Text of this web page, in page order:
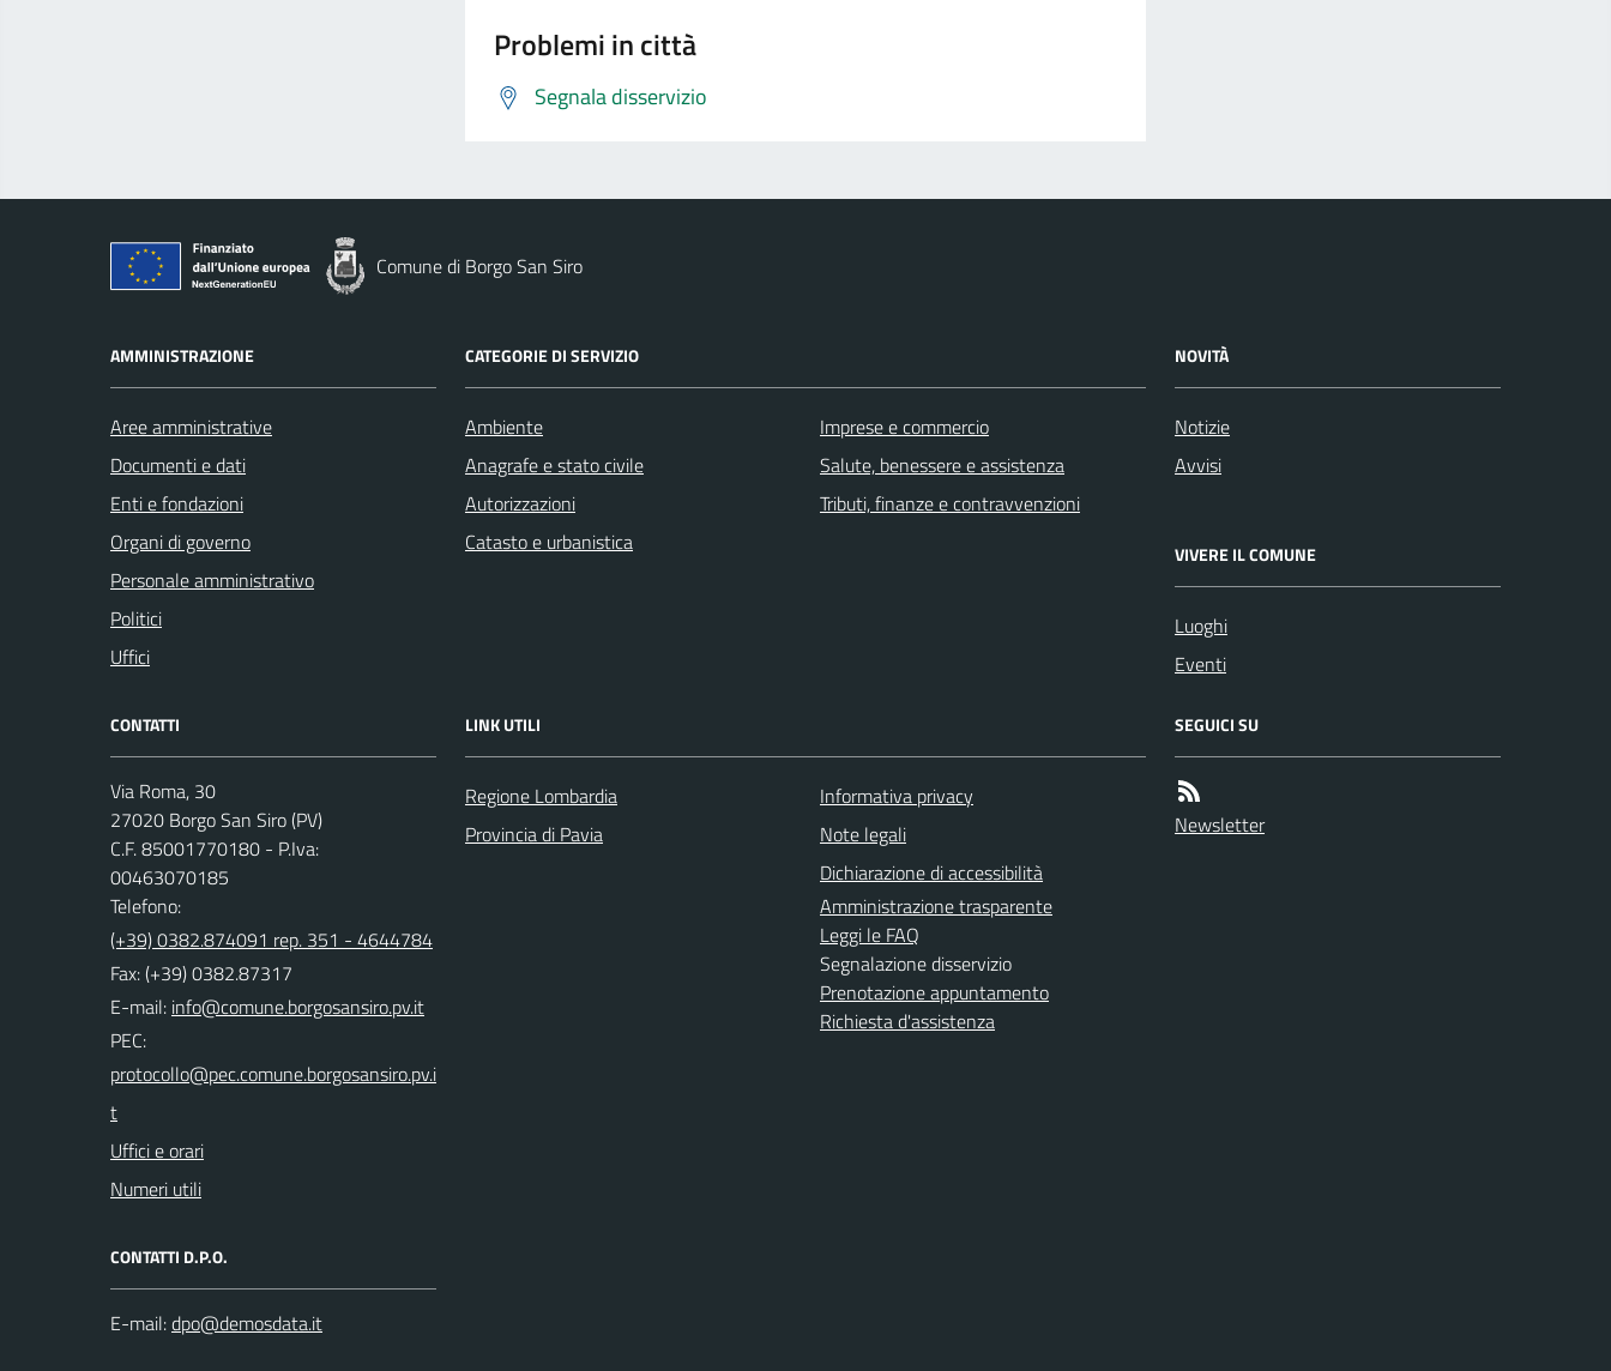
Problemi in città
Segnala disservizio
Comune di Borgo San Siro
AMMINISTRAZIONE
Aree amministrative
Documenti e dati
Enti e fondazioni
Organi di governo
Personale amministrativo
Politici
Uffici
CATEGORIE DI SERVIZIO
Ambiente
Anagrafe e stato civile
Autorizzazioni
Catasto e urbanistica
Imprese e commercio
Salute, benessere e assistenza
Tributi, finanze e contravvenzioni
NOVITÀ
Notizie
Avvisi
VIVERE IL COMUNE
Luoghi
Eventi
CONTATTI
Via Roma, 30
27020 Borgo San Siro (PV)
C.F. 85001770180 - P.Iva:
00463070185
Telefono:
(+39) 0382.874091 rep. 351 - 4644784
Fax: (+39) 0382.87317
E-mail:
PEC:
Uffici e orari
Numeri utili
CONTATTI D.P.O.
E-mail:
LINK UTILI
Regione Lombardia
Provincia di Pavia
Informativa privacy
Note legali
Dichiarazione di accessibilità
Amministrazione trasparente
Leggi le FAQ
Segnalazione disservizio
Prenotazione appuntamento
Richiesta d'assistenza
SEGUICI SU
Newsletter